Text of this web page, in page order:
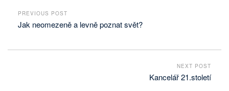
PREVIOUS POST
Jak neomezeně a levně poznat svět?
NEXT POST
Kancelář 21.století